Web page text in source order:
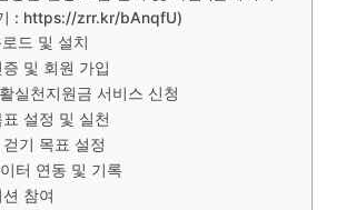
: https://zrr.kr/bAnqfU)
드 및 설치
및 회원 가입
실천지원금 서비스 신청
설정 및 실천
기 목표 설정
터 연동 및 기록
참여